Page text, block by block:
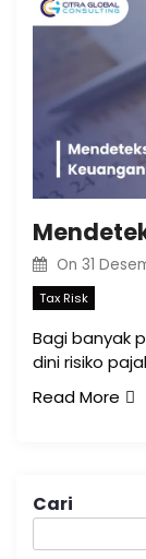
On 31
Tax Risk
Bagi banyak
dini risiko
Read More
Cari